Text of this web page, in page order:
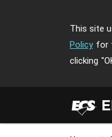
This site
Policy for
clicking